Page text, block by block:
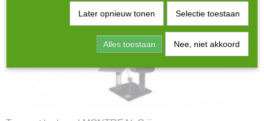
Later opnieuw tonen Selectie toestaan
Alles toestaan Nee, niet akkoord